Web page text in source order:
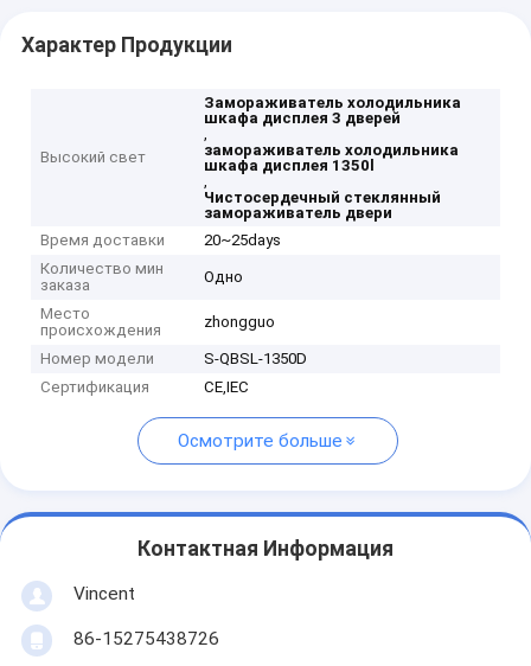
Характер Продукции
Высокий свет
Замораживатель холодильника
шкафа дисплея 3 дверей
,
замораживатель холодильника
шкафа дисплея 1350l
,
Чистосердечный стеклянный
замораживатель двери
Время доставки
20~25days
Количество мин
заказа
Одно
Место
происхождения
zhongguo
Номер модели
S-QBSL-1350D
Сертификация
CE,IEC
Осмотрите больше
Контактная Информация
Vincent
86-15275438726